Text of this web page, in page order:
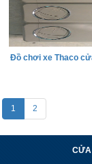
Đồ chơi xe Thaco
1 2
CỬA